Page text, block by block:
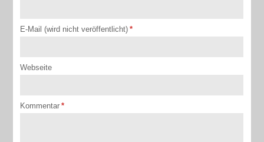
E-Mail (wird nicht veröffentlicht) *
Webseite
Kommentar *